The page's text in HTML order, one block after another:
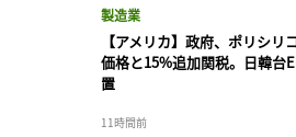
製造業
【アメリカ】政府、ポリシリ
価格と15%追加関税。日韓台
置
11時間前